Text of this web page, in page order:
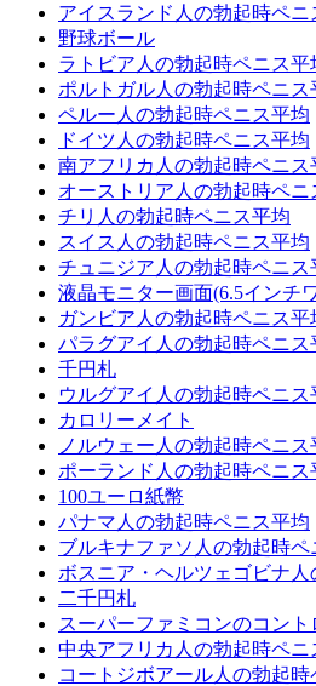
アイスランド人の勃起時ペニ
野球ボール
ラトビア人の勃起時ペニス平
ポルトガル人の勃起時ペニス
ペルー人の勃起時ペニス平均
ドイツ人の勃起時ペニス平均
南アフリカ人の勃起時ペニス
オーストリア人の勃起時ペニ
チリ人の勃起時ペニス平均
スイス人の勃起時ペニス平均
チュニジア人の勃起時ペニス
液晶モニター画面(6.5インチ
ガンビア人の勃起時ペニス平
パラグアイ人の勃起時ペニス
千円札
ウルグアイ人の勃起時ペニス
カロリーメイト
ノルウェー人の勃起時ペニス
ポーランド人の勃起時ペニス
100ユーロ紙幣
パナマ人の勃起時ペニス平均
ブルキナファソ人の勃起時ペ
ボスニア・ヘルツェゴビナ
二千円札
スーパーファミコンのコント
中央アフリカ人の勃起時ペニ
コー​​トジボアール人の勃起時